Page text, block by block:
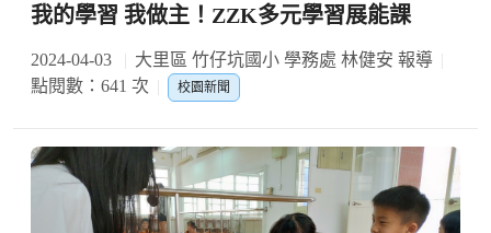
我的學習 我做主！ZZK多元學習展能課
2024-04-03
大里區 竹仔坑國小 學務處 林健安 報導
點閱數：641 次
校園新聞